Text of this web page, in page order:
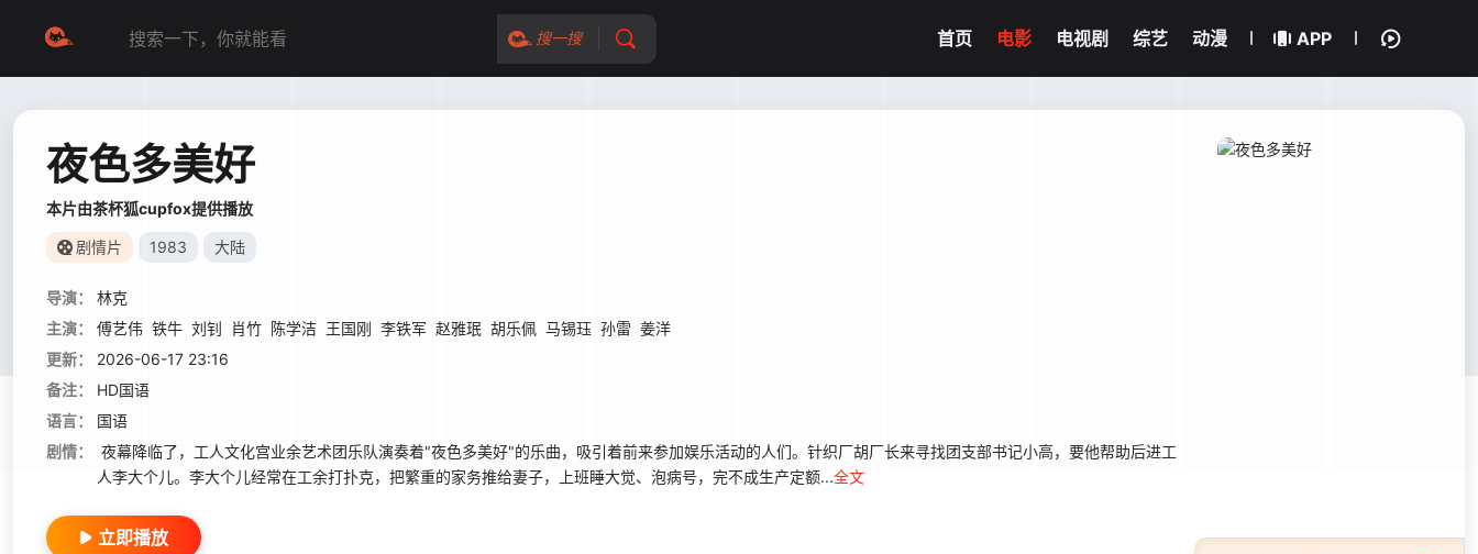
搜一搜 首页 电影 电视剧 综艺 动漫 APP
夜色多美好
本片由茶杯狐cupfox提供播放
剧情片 1983 大陆
导演：
林克
主演：
傅艺伟 铁牛 刘钊 肖竹 陈学洁 王国刚 李铁军 赵雅珉 胡乐佩 马锡珏 孙雷 姜洋
更新：
2026-06-17 23:16
备注：
HD国语
语言：
国语
剧情：
夜幕降临了，工人文化宫业余艺术团乐队演奏着"夜色多美好"的乐曲，吸引着前来参加娱乐活动的人们。针织厂胡厂长来寻找团支部书记小高，要他帮助后进工
人李大个儿。李大个儿经常在工余打扑克，把繁重的家务推给妻子，上班睡大觉、泡病号，完不成生产定额...全文
立即播放